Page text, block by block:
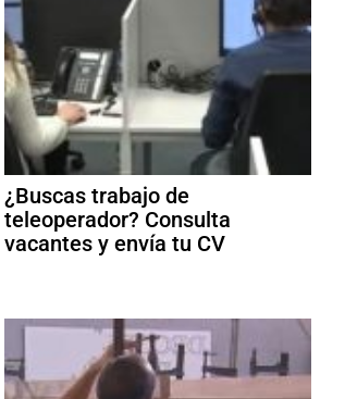
¿Buscas trabajo de
teleoperador? Consulta
vacantes y envía tu CV